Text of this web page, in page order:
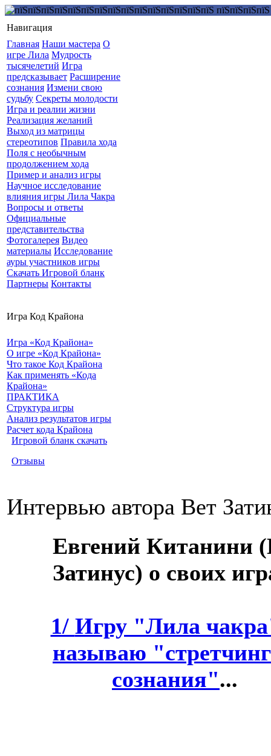
Навигация
Главная Наши мастера О
игре Лила Мудрость
тысячелетий Игра
предсказывает Расширение
сознания Измени свою
судьбу Секреты молодости
Игра и реалии жизни
Реализация желаний
Выход из матрицы
стереотипов Правила хода
Поля с необычным
продолжением хода
Пример и анализ игры
Научное исследование
влияния игры Лила Чакра
Вопросы и ответы
Официальные
представительства
Фотогалерея Видео
материалы Исследование
ауры участников игры
Скачать Игровой бланк
Партнеры Контакты
Игра Код Крайона
Игра «Код Крайона»
О игре «Код Крайона»
Что такое Код Крайона
Как применять «Кода
Крайона»
ПРАКТИКА
Структура игры
Анализ результатов игры
Расчет кода Крайона
Игровой бланк скачать
Отзывы
Интервью автора Вет
Евгений Китанини
Затинус) о своих
1/ Игру "Лила
называю
сознания"...